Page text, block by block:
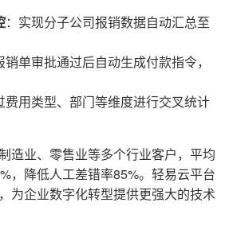
：实现分子公司报销数据自动汇总至
销单审批通过后自动生成付款指令，
费用类型、部门等维度进行交叉统计
造业、零售业等多个行业客户，平均
，降低人工差错率85%。轻易云平台
为企业数字化转型提供更强大的技术